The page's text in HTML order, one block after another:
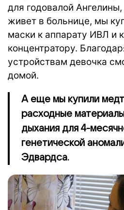
для годовалой Ангелины,
живет в больнице, мы
маски к аппарату ИВЛ и
концентратору.
устройствам девочка
домой.
А еще мы купили
расходные
дыхания для 4-
генетической
Эдвардса.